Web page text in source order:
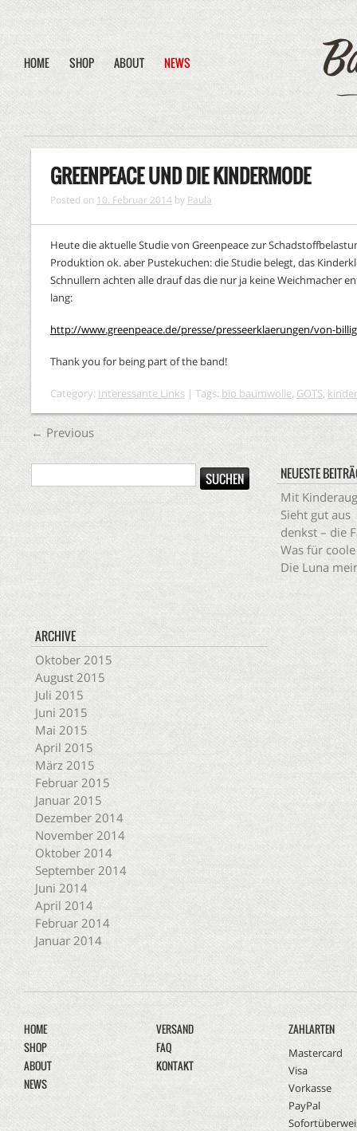
HOME SHOP ABOUT NEWS
GREENPEACE UND DIE KINDERMODE
Posted on 10. Februar 2014 by Paula
Heute die aktuelle Studie von Greenpeace zur
Produktion ok. aber Pustekuchen: die Studie belegt, das
Schnullern achten alle drauf das die nur ja keine Weichmacher
lang:
http://www.greenpeace.de/presse/presseerklaerungen/von-
Thank you for being part of the band!
Category: Interessante Links| Tags: bio baumwolle, GOTS,
← Previous
NEUESTE
Mit
Sieht gut aus
denkst – die
Was für coole
Die Luna
ARCHIVE
Oktober 2015
August 2015
Juli 2015
Juni 2015
Mai 2015
April 2015
März 2015
Februar 2015
Januar 2015
Dezember 2014
November 2014
Oktober 2014
September 2014
Juni 2014
April 2014
Februar 2014
Januar 2014
HOME
SHOP
ABOUT
NEWS
VERSAND
FAQ
KONTAKT
ZAHLARTEN
Mastercard
Visa
Vorkasse
PayPal